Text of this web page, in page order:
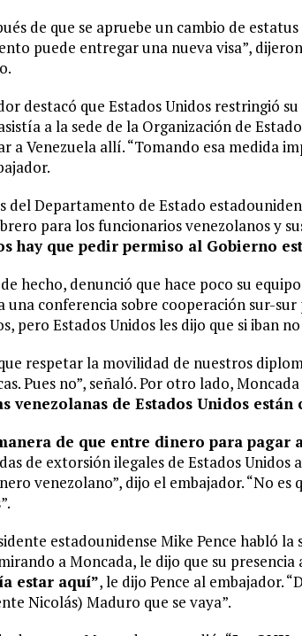
de que se apruebe un cambio de
puede entregar una nueva visa”,
destacó que Estados Unidos restringió
a la sede de la Organización de
a Venezuela allí. “Tomando esa medida
del Departamento de Estado
para los funcionarios venezolanos y
hay que pedir permiso al Gobierno
hecho, denunció que hace poco su
una conferencia sobre cooperación sur-
pero Estados Unidos les dijo que si iban
respetar la movilidad de nuestros
Pues no”, señaló. Por otro lado,
venezolanas de Estados Unidos están
de que entre dinero para pagar
de extorsión ilegales de Estados Unidos
venezolano”, dijo el embajador. “No
estadounidense Mike Pence habló la
a Moncada, le dijo que su
estar aquí”, le dijo Pence al embajador.
Nicolás) Maduro que se vaya”.